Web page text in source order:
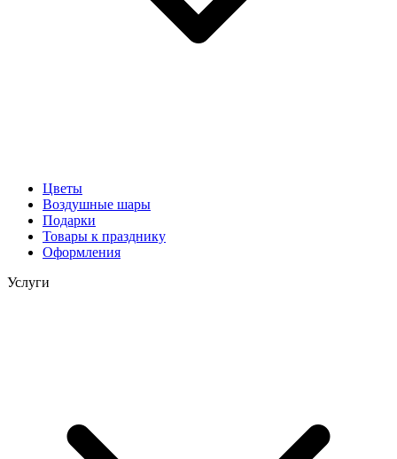
Цветы
Воздушные шары
Подарки
Товары к празднику
Оформления
Услуги